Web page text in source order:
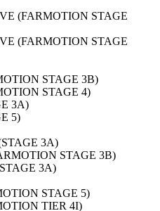
(FARMOTION STAGE
(FARMOTION STAGE
STAGE 3B)
STAGE 4)
3A)
5)
3A)
STAGE 3B)
3A)
STAGE 5)
TIER 4I)